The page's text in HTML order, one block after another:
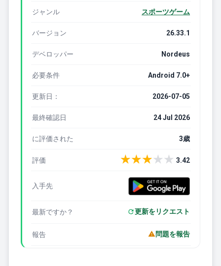
ジャンル スポーツゲーム
バージョン 26.33.1
デベロッパー Nordeus
必要条件 Android 7.0+
更新日： 2026-07-05
最終確認日 24 Jul 2026
に評価された 3歳
評価 ★★★★★ 3.42
入手先
最新ですか？ 更新をリクエスト
報告 問題を報告